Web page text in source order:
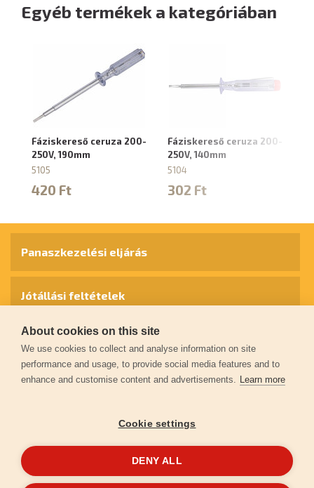
Egyéb termékek a kategóriában
Fáziskereső ceruza 200-
250V, 190mm
5105
420 Ft
Fáziskereső ceruza 200-
250V, 140mm
5104
302 Ft
© 2026extol.hu- Minden jog fenntartva
Panaszkezelési eljárás
Jótállási feltételek
Személyes adatok védelme
Kapcsolat
Garancia regisztráció
About cookies on this site
We use cookies to collect and analyse information on site
performance and usage, to provide social media features and to
enhance and customise content and advertisements. Learn more
Cookie settings
DENY ALL